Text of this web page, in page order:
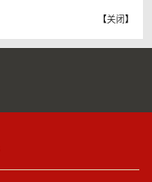
【关闭】